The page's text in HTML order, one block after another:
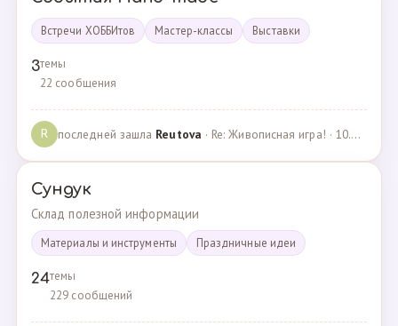
Встречи ХОББИтов Мастер-классы Выставки
3темы
22 сообщения
R последней зашла Reutova · Re: Живописная игра! · 10.12.2020
Сундук
Склад полезной информации
Материалы и инструменты Праздничные идеи
24темы
229 сообщений